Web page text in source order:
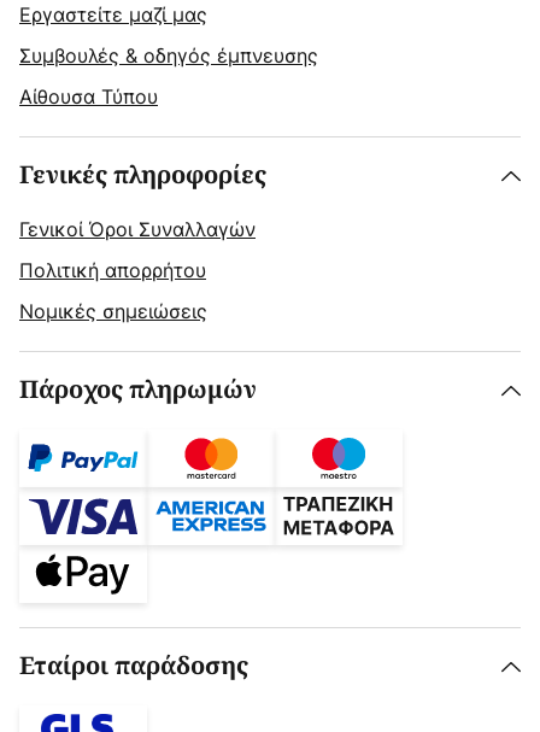
Εργαστείτε μαζί μας
Συμβουλές & οδηγός έμπνευσης
Αίθουσα Τύπου
Γενικές πληροφορίες
Γενικοί Όροι Συναλλαγών
Πολιτική απορρήτου
Νομικές σημειώσεις
Πάροχος πληρωμών
Εταίροι παράδοσης